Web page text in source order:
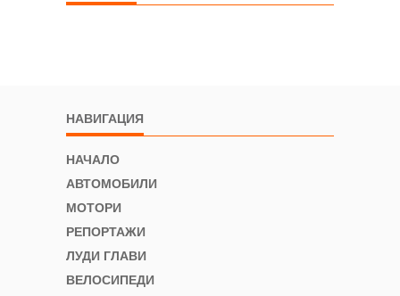
НАВИГАЦИЯ
НАЧАЛО
АВТОМОБИЛИ
МОТОРИ
РЕПОРТАЖИ
ЛУДИ ГЛАВИ
ВЕЛОСИПЕДИ